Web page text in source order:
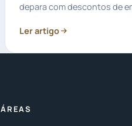
depara com descontos de
Ler artigo
ÁREAS